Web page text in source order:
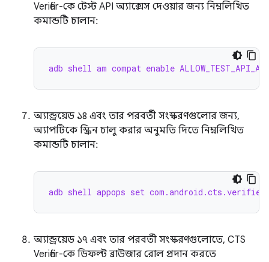
Verifier-কে টেস্ট API অ্যাক্সেস দেওয়ার জন্য নিম্নলিখিত
কমান্ডটি চালান:
adb shell am compat enable
অ্যান্ড্রয়েড ১৪ এবং তার পরবর্তী সংস্করণগুলোর জন্য,
অ্যাপটিকে স্ক্রিন চালু করার অনুমতি দিতে নিম্নলিখিত
কমান্ডটি চালান:
adb shell appops set com.android.cts.verifier
অ্যান্ড্রয়েড ১৭ এবং তার পরবর্তী সংস্করণগুলোতে, CTS
Verifier-কে ডিফল্ট ব্রাউজার রোল প্রদান করতে